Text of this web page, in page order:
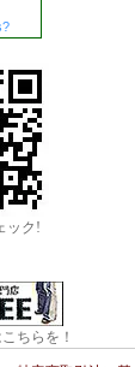
ック!
ちらを！